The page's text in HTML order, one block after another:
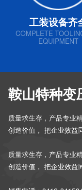
工装设备齐
COMPLETE
EQUIPMENT
鞍山特种变
质量求生存，产品专业
创造价值， 把企业效益
质量求生存，产品专业
创造价值， 把企业效益